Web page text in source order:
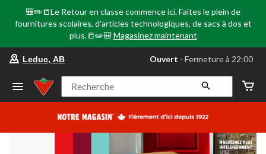
🎒✏️📒Le Retour en classe commence ici. Faites le plein de
fournitures scolaires, d'articles technologiques, de sacs à dos et
plus.📒✏️🎒 Magasinez maintenant
votre
préféré
Leduc,
AB,
courament
Fermeture
Leduc, AB Ouvert ⋅ Fermeture à 22:00
Recherche